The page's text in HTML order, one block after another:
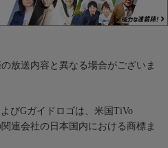
放送内容と異なる場合がございま
びGガイドロゴは、米国TiVo
連会社の日本国内における商標ま